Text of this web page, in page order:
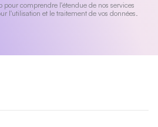
pour comprendre l'étendue de nos services
l'utilisation et le traitement de vos données.